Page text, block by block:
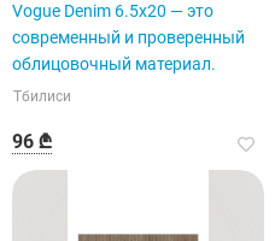
Vogue Denim 6.5x20 — это
современный и проверенный
облицовочный материал.
Тбилиси
96 ₾